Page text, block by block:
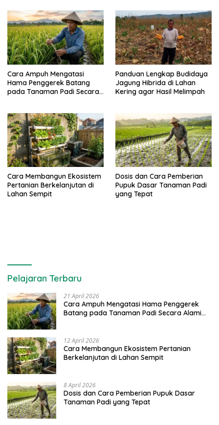
Cara Ampuh Mengatasi
Hama Penggerek Batang
pada Tanaman Padi Secara
Panduan Lengkap Budidaya
Jagung Hibrida di Lahan
Kering agar Hasil Melimpah
Cara Membangun Ekosistem
Pertanian Berkelanjutan di
Lahan Sempit
Dosis dan Cara Pemberian
Pupuk Dasar Tanaman Padi
yang Tepat
Pelajaran Terbaru
21 April 2026
Cara Ampuh Mengatasi Hama Penggerek
Batang pada Tanaman Padi Secara Alami
12 April 2026
Cara Membangun Ekosistem Pertanian
Berkelanjutan di Lahan Sempit
8 April 2026
Dosis dan Cara Pemberian Pupuk Dasar
Tanaman Padi yang Tepat